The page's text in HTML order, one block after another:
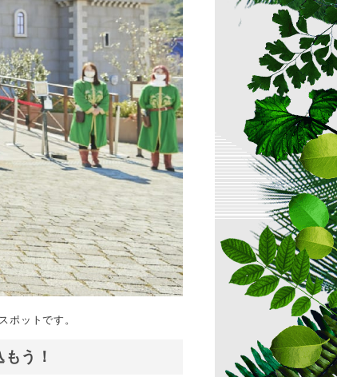
ポットです。
う！